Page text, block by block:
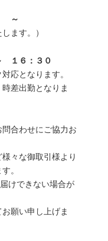
～
ます。）
１６：３０
応となります。
差出勤となりま
合わせにご協力お
々な御取引様より
。
けできない場合が
願い申し上げま